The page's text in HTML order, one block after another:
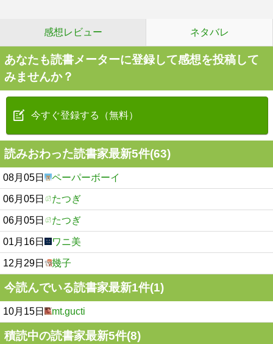
感想レビュー ネタバレ
あなたも読書メーターに登録して感想を投稿して
みませんか？
今すぐ登録する（無料）
読みおわった読書家最新5件(63)
08月05日 ペーパーボーイ
06月05日 たつぎ
06月05日 たつぎ
01月16日 ワニ美
12月29日 幾子
今読んでいる読書家最新1件(1)
10月15日 mt.gucti
積読中の読書家最新5件(8)